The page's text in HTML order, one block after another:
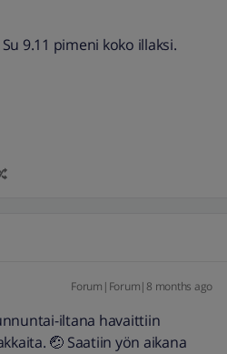
9.11 pimeni koko illaksi.
Forum|Forum|8 months ago
iltana havaittiin
🤕 Saatiin yön aikana